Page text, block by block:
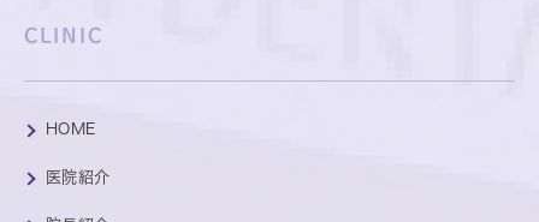
CLINIC
HOME
医院紹介